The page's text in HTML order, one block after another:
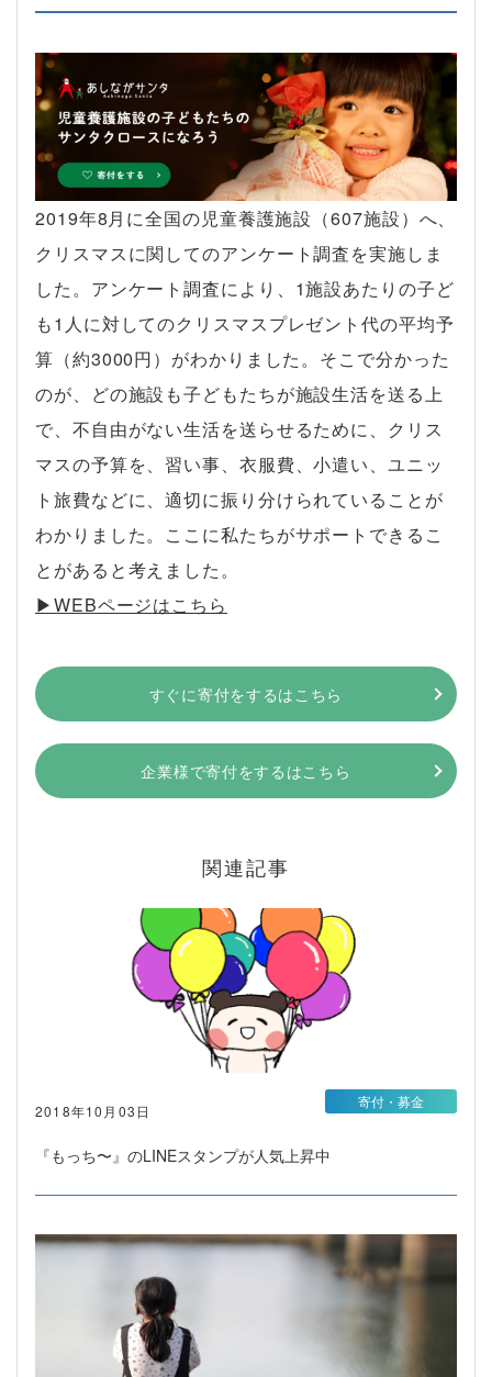
2019年8月に全国の児童養護施設（607施設）へ、
クリスマスに関してのアンケート調査を実施しま
した。アンケート調査により、1施設あたりの子ど
も1人に対してのクリスマスプレゼント代の平均予
算（約3000円）がわかりました。そこで分かった
のが、どの施設も子どもたちが施設生活を送る上
で、不自由がない生活を送らせるために、クリス
マスの予算を、習い事、衣服費、小遣い、ユニッ
ト旅費などに、適切に振り分けられていることが
わかりました。ここに私たちがサポートできるこ
とがあると考えました。
▶︎WEBページはこちら
すぐに寄付をするはこちら
企業様で寄付をするはこちら
関連記事
2018年10月03日
『もっち〜』のLINEスタンプが人気上昇中
寄付・募金